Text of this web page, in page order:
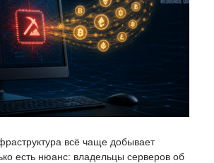
всё чаще добывает
есть нюанс: владельцы серверов об